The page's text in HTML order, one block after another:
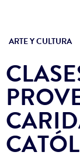
ARTE Y CULTURA